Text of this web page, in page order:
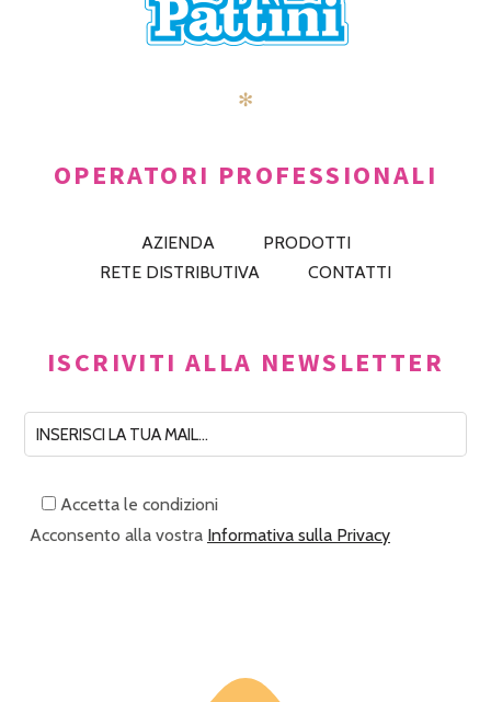
✻
OPERATORI PROFESSIONALI
AZIENDA
PRODOTTI
RETE DISTRIBUTIVA
CONTATTI
ISCRIVITI ALLA NEWSLETTER
Accetta le condizioni
Acconsento alla vostra Informativa sulla Privacy